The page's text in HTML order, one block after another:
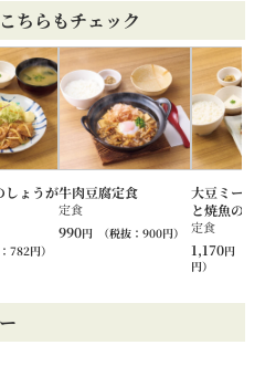
ちらもチェック
しょうが
782円）
牛肉豆腐定食
定食
990円 （税抜：900円）
大豆ミート
と焼魚の定
定食
1,170円
円）